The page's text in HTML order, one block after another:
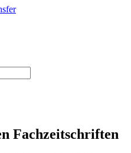
Fachzeitschriften